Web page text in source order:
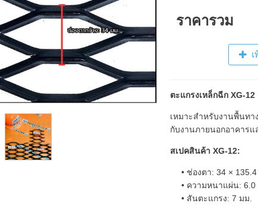
ราคารวม
ตะแกรงเหล็กฉีก XG-12
เหมาะสำหรับงานพื้นทา
กับงานภายนอกอาคาร
สเปคสินค้า XG-12:
ช่องตา: 34 × 135.4
ความหนาแผ่น: 6.0
สันตะแกรง: 7 มม.